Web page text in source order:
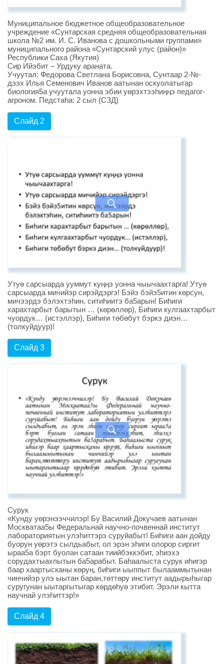
Муниципальное бюджетное общеобразовательное
учреждение «Сунтарская средняя общеобразовательная
школа №2 им. И. С. Иванова с дошкольными группами»
муниципального района «Сунтарский улус (район)»
Республики Саха (Якутия)
Сир Ийэбит – Урдуку араната.
Учуутал: Федорова Светлана Борисовна, Сунтаар 2-№-
дээх Илья Семенович Иванов аатынан оскуолатыгар
биология5а учуутала уонна эбии уөрэхтээhиӊӊэ педагог-
агроном. Педстаhа: 2 сыл (СЗД)
Слайд 2
Утуө сарсыарда ууммут куӊӊэ уонна чыычаахтарга! Утуө
сарсыарда мичийэр сирэйдэргэ! Бэйэ бэйэ5итин көрсун,
мичээрдэ бэлэхтэhин, ситиhиитэ ба5арын! Биhиги
харахтарбыт барытын … (көрөллөр), Биhиги кулгаахтарбыт
чуордук… (истэллэр), Биhиги төбөбут бэркэ диэн…
(толкуйдуур)!
Слайд 3
Сурук
«Кунду уөрэнээччилэр! Бу Василий Докучаев аатынан
Москватаа5ы Федеральнай научно-почвеннай институт
лабораториятын улэhиттэрэ суруйабыт! Биhиги аан дойду
буорун уөрэтэ сылдьабыт, ол эрэн эhиги олорор сиргит
ыраа5а бэрт буолан сатаан тиийбэккэбит, эhиэхэ
сорудахтыахпытын ба5арабыт. Баhаалыста сурук иhигэр
баар хаартысканы көруӊ, биhиги ыыппыт былааммытынан
чинчийэр улэ ыытан баран,төттөру институт аадырыhыгар
суругунан ыытаргытыгар көрдөhуө этибит. Эрэли кытта
научнай улэhиттэр!»
Слайд 4